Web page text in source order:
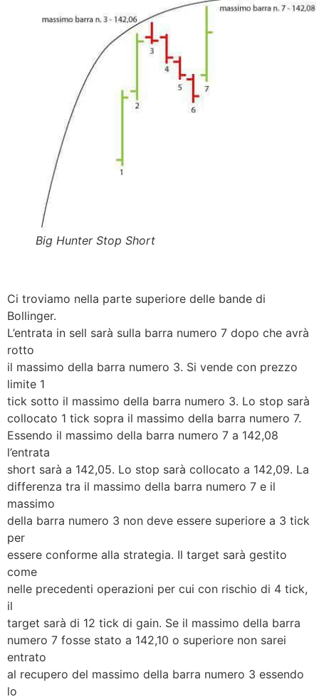
Big Hunter Stop Short
Ci troviamo nella parte superiore delle bande di
Bollinger.
L’entrata in sell sarà sulla barra numero 7 dopo che avrà
rotto
il massimo della barra numero 3. Si vende con prezzo
limite 1
tick sotto il massimo della barra numero 3. Lo stop sarà
collocato 1 tick sopra il massimo della barra numero 7.
Essendo il massimo della barra numero 7 a 142,08
l’entrata
short sarà a 142,05. Lo stop sarà collocato a 142,09. La
differenza tra il massimo della barra numero 7 e il
massimo
della barra numero 3 non deve essere superiore a 3 tick
per
essere conforme alla strategia. Il target sarà gestito
come
nelle precedenti operazioni per cui con rischio di 4 tick,
il
target sarà di 12 tick di gain. Se il massimo della barra
numero 7 fosse stato a 142,10 o superiore non sarei
entrato
al recupero del massimo della barra numero 3 essendo
lo